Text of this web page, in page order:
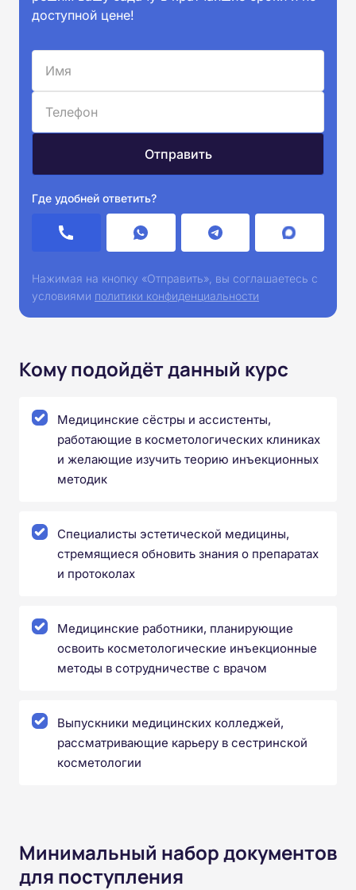
доступной цене!
Где удобней ответить?
Нажимая на кнопку «Отправить», вы соглашаетесь с
условиями политики конфиденциальности
Кому подойдёт данный курс
Медицинские сёстры и ассистенты,
работающие в косметологических клиниках
и желающие изучить теорию инъекционных
методик
Специалисты эстетической медицины,
стремящиеся обновить знания о препаратах
и протоколах
Медицинские работники, планирующие
освоить косметологические инъекционные
методы в сотрудничестве с врачом
Выпускники медицинских колледжей,
рассматривающие карьеру в сестринской
косметологии
Минимальный набор документов
для поступления